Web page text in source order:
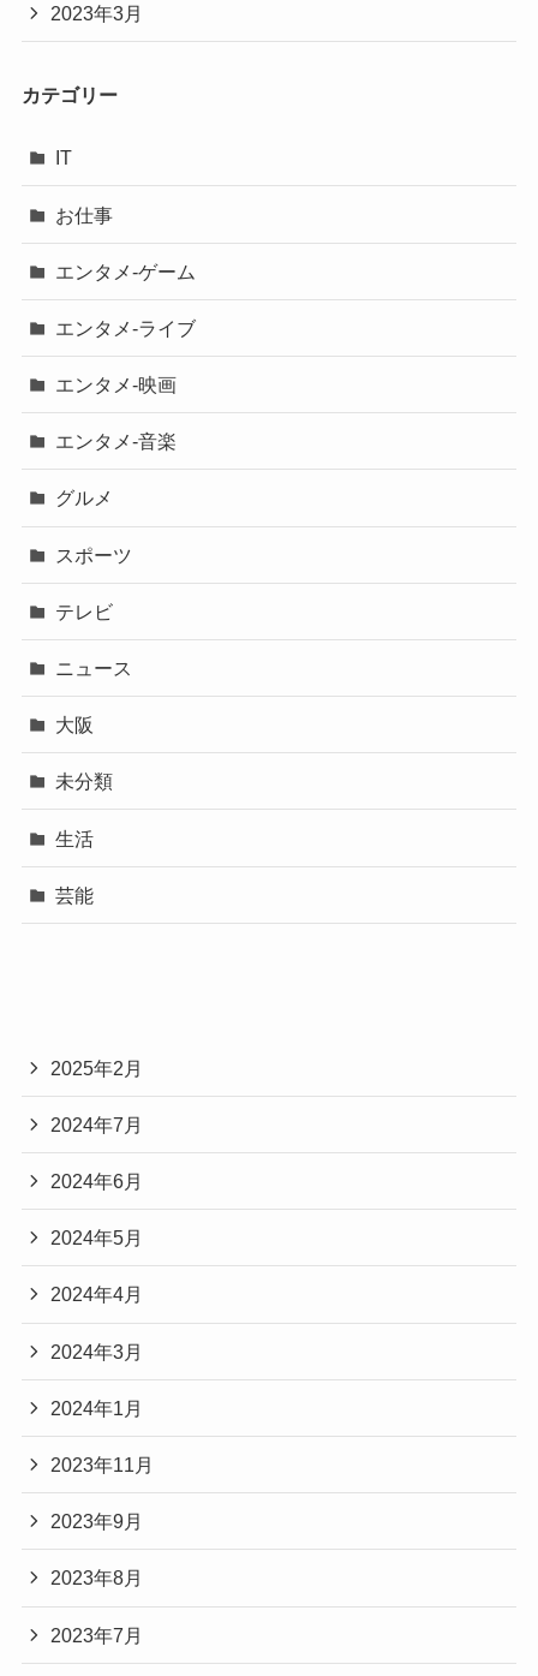
2023年3月
カテゴリー
IT
お仕事
エンタメ-ゲーム
エンタメ-ライブ
エンタメ-映画
エンタメ-音楽
グルメ
スポーツ
テレビ
ニュース
大阪
未分類
生活
芸能
2025年2月
2024年7月
2024年6月
2024年5月
2024年4月
2024年3月
2024年1月
2023年11月
2023年9月
2023年8月
2023年7月